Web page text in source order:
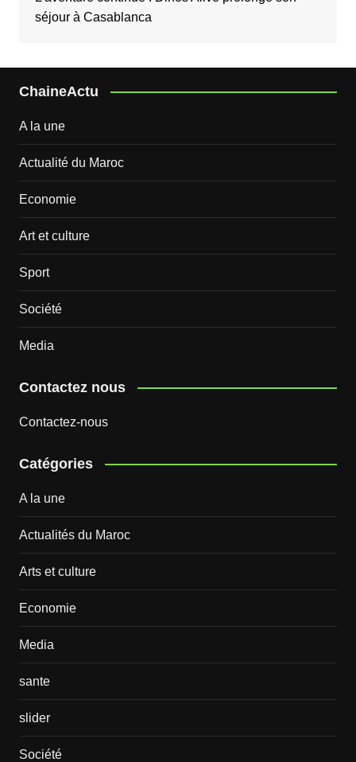
séjour à Casablanca
ChaineActu
A la une
Actualité du Maroc
Economie
Art et culture
Sport
Société
Media
Contactez nous
Contactez-nous
Catégories
A la une
Actualités du Maroc
Arts et culture
Economie
Media
sante
slider
Société